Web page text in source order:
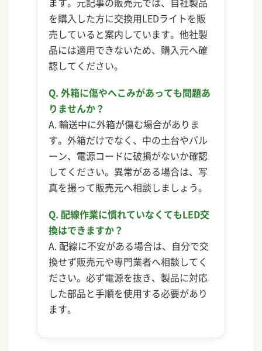
を購入した方に交換用LEDライトを販
売していると案内しています。他社製
品には適用できないため、購入元へ確
認してください。
Q. 外箱に傷やへこみがあっても問題あ
りませんか？
A. 輸送中に外箱が傷む場合がありま
す。外箱だけでなく、中の土台やバル
ーン、電源コードに破損がないか確認
してください。異常がある場合は、写
真を撮って販売元へ相談しましょう。
Q. 配線作業に慣れていなくてもLED交
換はできますか？
A. 配線に不安がある場合は、自分で交
換せず販売元や専門業者へ相談してく
ださい。必ず電源を抜き、製品に対応
した部品と手順を使用する必要があり
ます。